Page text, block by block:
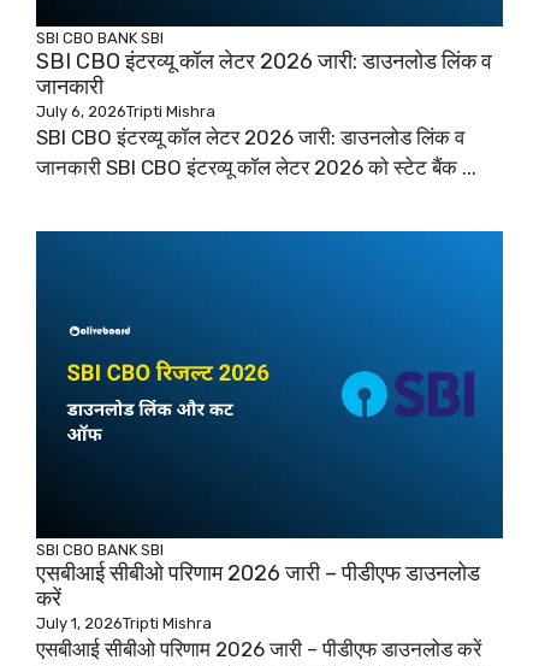
SBI CBO BANK SBI
SBI CBO इंटरव्यू कॉल लेटर 2026 जारी: डाउनलोड लिंक व
जानकारी
July 6, 2026Tripti Mishra
SBI CBO इंटरव्यू कॉल लेटर 2026 जारी: डाउनलोड लिंक व
जानकारी SBI CBO इंटरव्यू कॉल लेटर 2026 को स्टेट बैंक ...
SBI CBO BANK SBI
एसबीआई सीबीओ परिणाम 2026 जारी – पीडीएफ डाउनलोड
करें
July 1, 2026Tripti Mishra
एसबीआई सीबीओ परिणाम 2026 जारी – पीडीएफ डाउनलोड करें